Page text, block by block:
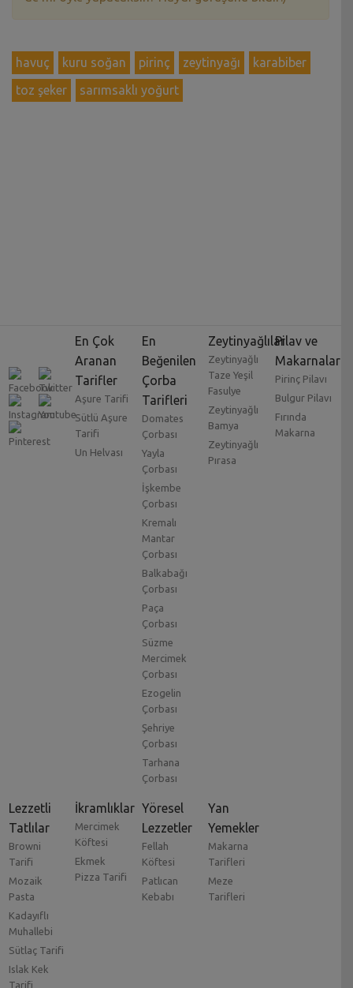
havuç kuru soğan pirinç zeytinyağı
karabiber
toz şeker
sarımsaklı yoğurt
En Çok
Aranan
Tarifler
Aşure Tarifi
Sütlü Aşure
Tarifi
Un Helvası
En
Beğenilen
Çorba
Tarifleri
Domates
Çorbası
Yayla
Çorbası
İşkembe
Çorbası
Kremalı
Mantar
Çorbası
Balkabağı
Çorbası
Paça
Çorbası
Süzme
Mercimek
Çorbası
Ezogelin
Çorbası
Şehriye
Çorbası
Tarhana
Çorbası
Zeytinyağlılar
Zeytinyağlı
Taze Yeşil
Fasulye
Zeytinyağlı
Bamya
Zeytinyağlı
Pırasa
Pilav ve
Makarnalar
Pirinç Pilavı
Bulgur Pilavı
Fırında
Makarna
Lezzetli
Tatlılar
Browni
Tarifi
Mozaik
Pasta
Kadayıflı
Muhallebi
Sütlaç Tarifi
Islak Kek
Tarifi
İkramlıklar
Mercimek
Köftesi
Ekmek
Pizza Tarifi
Yöresel
Lezzetler
Fellah
Köftesi
Patlıcan
Kebabı
Yan
Yemekler
Makarna
Tarifleri
Meze
Tarifleri